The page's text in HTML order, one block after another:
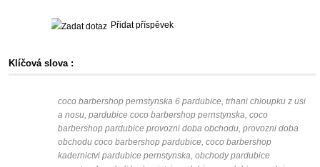
Přidat příspěvek
Klíčová slova :
coco barbershop pernstynska 6 pardubice, trhani chloupku z usi
a nosu, pardubice coco barbershop pernstynska, coco
barbershop pardubice provozni doba obchodu, provozni doba
obchodu coco barbershop pardubice, coco barbershop
kadernictvi pardubice pernstynska, obchody pardubice